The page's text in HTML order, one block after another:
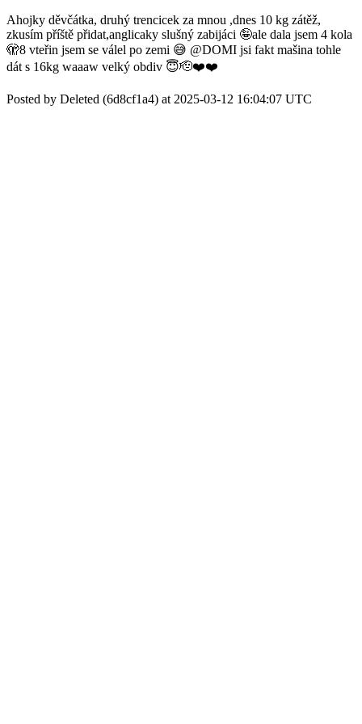
Ahojky děvčátka, druhý trencicek za mnou ,dnes 10 kg zátěž,
zkusím příště přidat,anglicaky slušný zabijáci 🤪ale dala jsem 4 kola
🫣8 vteřin jsem se válel po zemi 😅 @DOMI jsi fakt mašina tohle
dát s 16kg waaaw velký obdiv 😇🫡❤️❤️
Posted by Deleted (6d8cf1a4) at 2025-03-12 16:04:07 UTC